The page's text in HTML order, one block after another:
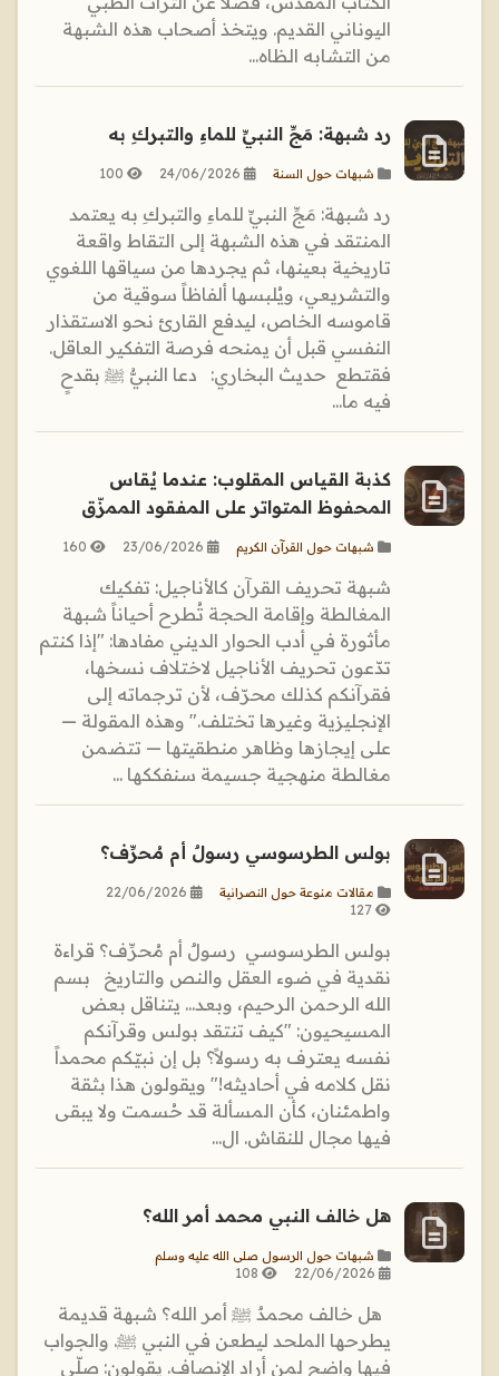
اليوناني القديم. ويتخذ أصحاب هذه الشبهة
من التشابه الظاه...
رد شبهة: مَجِّ النبيِّ للماءِ والتبركِ به
شبهات حول السنة 24/06/2026
100
رد شبهة: مَجِّ النبيِّ للماءِ والتبركِ به يعتمد
المنتقد في هذه الشبهة إلى التقاط واقعة
تاريخية بعينها، ثم يجردها من سياقها اللغوي
والتشريعي، ويُلبسها ألفاظاً سوقية من
قاموسه الخاص، ليدفع القارئ نحو الاستقذار
النفسي قبل أن يمنحه فرصة التفكير العاقل.
فقتطع حديث البخاري: دعا النبيُّ ﷺ بقدحٍ
فيه ما...
كذبة القياس المقلوب: عندما يُقاس
المحفوظ المتواتر على المفقود الممزّق
شبهات حول القرآن الكريم 23/06/2026
160
شبهة تحريف القرآن كالأناجيل: تفكيك
المغالطة وإقامة الحجة تُطرح أحياناً شبهة
مأثورة في أدب الحوار الديني مفادها: "إذا كنتم
تدّعون تحريف الأناجيل لاختلاف نسخها،
فقرآنكم كذلك محرّف، لأن ترجماته إلى
الإنجليزية وغيرها تختلف." وهذه المقولة —
على إيجازها وظاهر منطقيتها — تتضمن
مغالطة منهجية جسيمة سنفككها ...
بولس الطرسوسي رسولٌ أم مُحرِّف؟
مقالات منوعة حول النصرانية
22/06/2026
127
بولس الطرسوسي رسولٌ أم مُحرِّف؟ قراءة
نقدية في ضوء العقل والنص والتاريخ بسم
الله الرحمن الرحيم، وبعد... يتناقل بعض
المسيحيون: "كيف تنتقد بولس وقرآنكم
نفسه يعترف به رسولاً؟ بل إن نبيّكم محمداً
نقل كلامه في أحاديثه!" ويقولون هذا بثقة
واطمئنان، كأن المسألة قد حُسمت ولا يبقى
فيها مجال للنقاش. ال...
هل خالف النبي محمد أمر الله؟
شبهات حول الرسول صلى الله عليه وسلم
22/06/2026
108
هل خالف محمدٌ ﷺ أمر الله؟ شبهة قديمة
يطرحها الملحد ليطعن في النبي ﷺ. والجواب
فيها واضح لمن أراد الإنصاف. يقولون: صلّى